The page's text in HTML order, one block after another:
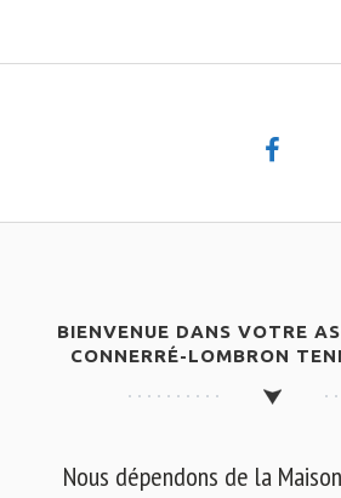
BIENVENUE DANS VOTRE
CONNERRÉ-LOMBRON
Nous dépendons de la